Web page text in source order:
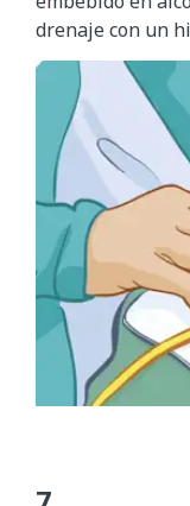
drenaje con un